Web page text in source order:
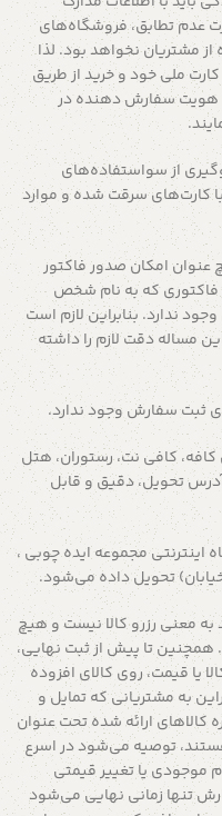
عدم تطابق، فروشگاه‌‌های
از مشتریان نخواهد بود. لذا
ملی خود و خرید از طریق
هویت سفارش دهنده در
از سواستفاده‌های
با کارت‌های سرقت شده و موارد
امکان صدور فاکتور
فاکتوری که به نام شخص
ندارد. بنابراین لازم است
مساله دقت لازم را داشته
ثبت سفارش وجود ندارد.
کافی نت، رستوران، هتل
تحویل، دقیق و قابل
مجموعه ایده چوبی ،
تحویل داده می‌شود.
به معنی رزرو کالا نیست و هیچ
همچنین تا پیش از ثبت نهایی،
یا قیمت، روی کالای افزوده
به مشتریانی که تمایل و
کالاهای ارائه شده تحت عنوان
توصیه می‌شود در اسرع
موجودی یا تغییر قیمتی
تنها زمانی نهایی می‌شود